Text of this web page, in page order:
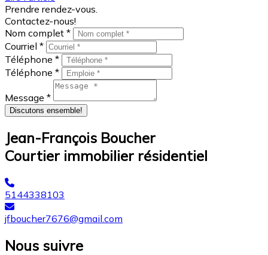
Prendre rendez-vous.
Contactez-nous!
Nom complet *
Courriel *
Téléphone *
Téléphone *
Message *
Discutons ensemble!
Jean-François Boucher
Courtier immobilier résidentiel
5144338103
jfboucher7676@gmail.com
Nous suivre